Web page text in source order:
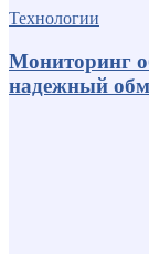
Технологии
Мониторинг
надежный